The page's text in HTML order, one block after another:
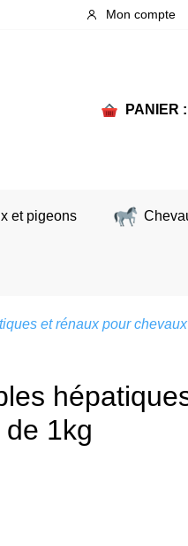
Mon compte
PANIER :
et pigeons
et rénaux pour
1kg